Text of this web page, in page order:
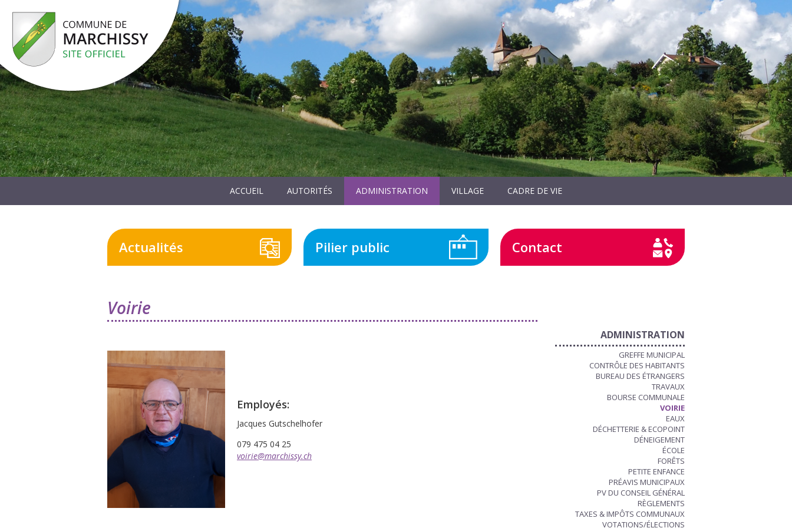
ACCUEIL AUTORITÉS ADMINISTRATION VILLAGE CADRE DE VIE
Actualités Pilier public Contact
Voirie
Employés:
Jacques Gutschelhofer
079 475 04 25
voirie@marchissy.ch
ADMINISTRATION
GREFFE MUNICIPAL
CONTRÔLE DES HABITANTS
BUREAU DES ÉTRANGERS
TRAVAUX
BOURSE COMMUNALE
VOIRIE
EAUX
DÉCHETTERIE & ECOPOINT
DÉNEIGEMENT
ÉCOLE
FORÊTS
PETITE ENFANCE
PRÉAVIS MUNICIPAUX
PV DU CONSEIL GÉNÉRAL
RÈGLEMENTS
TAXES & IMPÔTS COMMUNAUX
VOTATIONS/ÉLECTIONS